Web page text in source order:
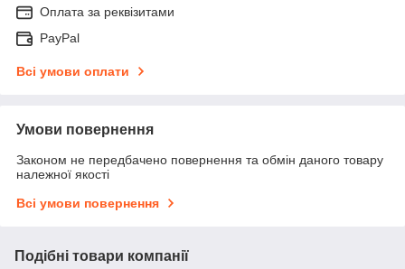
Оплата за реквізитами
PayPal
Всі умови оплати
Умови повернення
Законом не передбачено повернення та обмін даного товару
належної якості
Всі умови повернення
Подібні товари компанії